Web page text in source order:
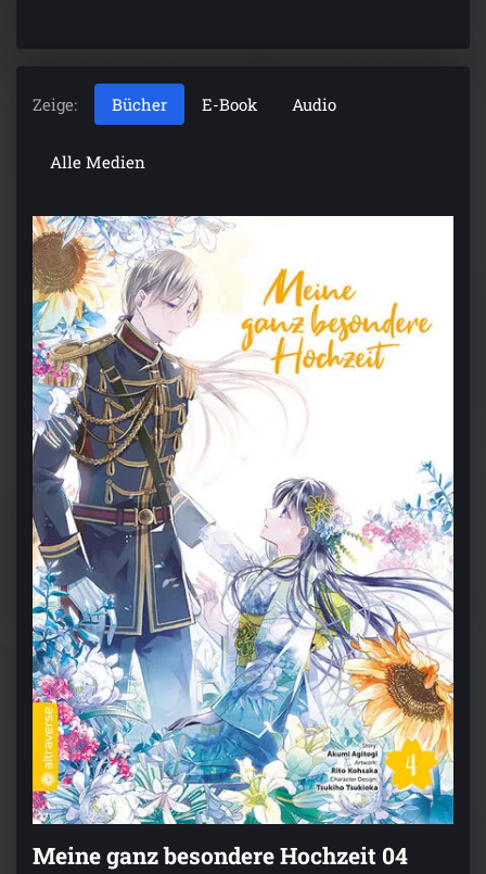
Zeige: Bücher E-Book Audio
Alle Medien
Meine ganz besondere Hochzeit 04